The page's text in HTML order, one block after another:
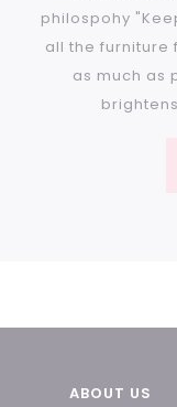
philospohy
all the furniture
as much as
ABOUT US